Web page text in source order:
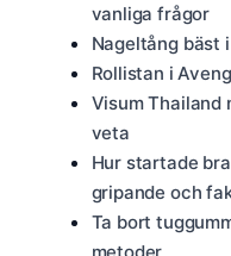
vanliga frågor
Nageltång bäst
Rollistan i
Visum Thailand
veta
Hur startade
gripande och
Ta bort